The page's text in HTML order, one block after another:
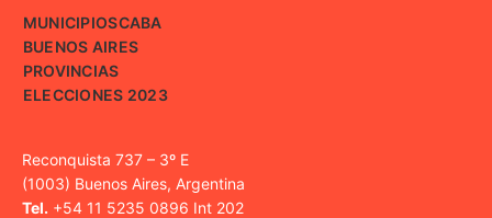
MUNICIPIOSCABA
BUENOS AIRES
PROVINCIAS
ELECCIONES 2023
Reconquista 737 – 3º E
(1003) Buenos Aires, Argentina
Tel. +54 11 5235 0896 Int 202